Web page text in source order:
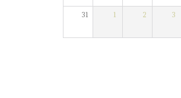
31 1 2 3